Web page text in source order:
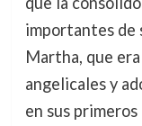
importantes de
Martha, que
angelicales y
en sus